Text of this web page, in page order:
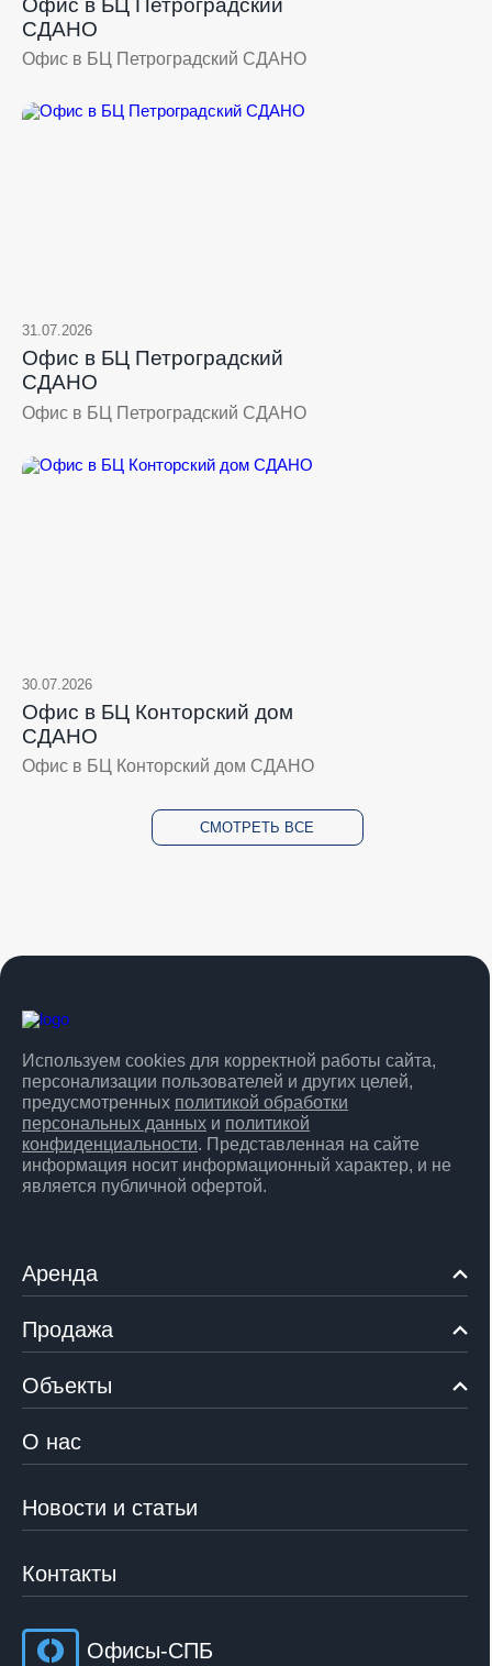
Офис в БЦ Петроградский
СДАНО
Офис в БЦ Петроградский СДАНО
31.07.2026
Офис в БЦ Петроградский
СДАНО
Офис в БЦ Петроградский СДАНО
30.07.2026
Офис в БЦ Конторский дом
СДАНО
Офис в БЦ Конторский дом СДАНО
СМОТРЕТЬ ВСЕ
Используем cookies для корректной работы сайта,
персонализации пользователей и других целей,
предусмотренных политикой обработки
персональных данных и политикой
конфиденциальности. Представленная на сайте
информация носит информационный характер, и не
является публичной офертой.
Аренда
Продажа
Объекты
О нас
Новости и статьи
Контакты
Офисы-СПБ